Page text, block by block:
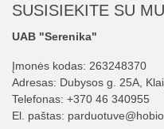
SUSISIEKITE SU
UAB "Serenika"
Įmonės kodas: 263248370
Adresas: Dubysos g. 25A,
Telefonas: +370 46 340955
El. paštas: